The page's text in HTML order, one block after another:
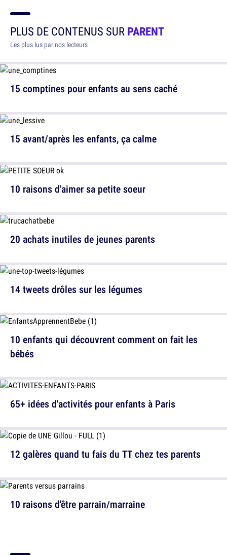
PLUS DE CONTENUS SURPARENT
Les plus lus par nos lecteurs
15 comptines pour enfants au sens caché
10 raisons d'aimer sa petite soeur
14 tweets drôles sur les légumes
65+ idées d'activités pour enfants à Paris
10 raisons d'être parrain/marraine
15 avant/après les enfants, ça calme
20 achats inutiles de jeunes parents
10 enfants qui découvrent comment on fait les
bébés
12 galères quand tu fais du TT chez tes parents